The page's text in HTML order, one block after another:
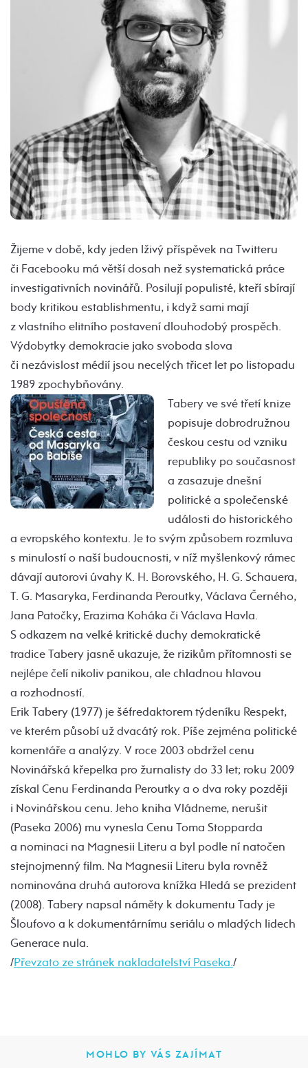
Žijeme v době, kdy jeden lživý příspěvek na Twitteru
či Facebooku má větší dosah než systematická práce
investigativních novinářů. Posilují populisté, kteří sbírají
body kritikou establishmentu, i když sami mají
z vlastního elitního postavení dlouhodobý prospěch.
Výdobytky demokracie jako svoboda slova
či nezávislost médií jsou necelých třicet let po listopadu
1989 zpochybňovány.
Tabery ve své třetí knize
popisuje dobrodružnou
českou cestu od vzniku
republiky po současnost
a zasazuje dnešní
politické a společenské
události do historického
a evropského kontextu. Je to svým způsobem rozmluva
s minulostí o naší budoucnosti, v níž myšlenkový rámec
dávají autorovi úvahy K. H. Borovského, H. G. Schauera,
T. G. Masaryka, Ferdinanda Peroutky, Václava Černého,
Jana Patočky, Erazima Koháka či Václava Havla.
S odkazem na velké kritické duchy demokratické
tradice Tabery jasně ukazuje, že rizikům přítomnosti se
nejlépe čelí nikoliv panikou, ale chladnou hlavou
a rozhodností.
Erik Tabery (1977) je šéfredaktorem týdeníku Respekt,
ve kterém působí už dvacátý rok. Píše zejména politické
komentáře a analýzy. V roce 2003 obdržel cenu
Novinářská křepelka pro žurnalisty do 33 let; roku 2009
získal Cenu Ferdinanda Peroutky a o dva roky později
i Novinářskou cenu. Jeho kniha Vládneme, nerušit
(Paseka 2006) mu vynesla Cenu Toma Stopparda
a nominaci na Magnesii Literu a byl podle ní natočen
stejnojmenný film. Na Magnesii Literu byla rovněž
nominována druhá autorova knížka Hledá se prezident
(2008). Tabery napsal náměty k dokumentu Tady je
Šloufovo a k dokumentárnímu seriálu o mladých lidech
Generace nula.
/Převzato ze stránek nakladatelství Paseka./
MOHLO BY VÁS ZAJÍMAT